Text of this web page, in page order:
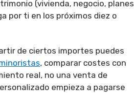
(vivienda, negocio, planes
por ti en los próximos diez o
de ciertos importes puedes
, comparar costes con
real, no una venta de
empieza a pagarse